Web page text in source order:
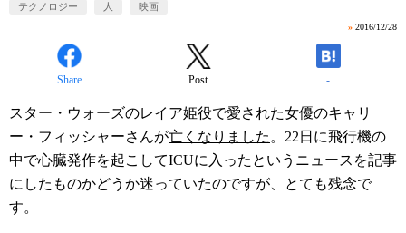
テクノロジー 人 映画
» 2016/12/28
Share Post -
スター・ウォーズのレイア姫役で愛された女優のキャリ
ー・フィッシャーさんが亡くなりました 。22日に飛行機の
中で心臓発作を起こしてICUに入ったというニュースを記事
にしたものかどうか迷っていたのですが、とても残念で
す。